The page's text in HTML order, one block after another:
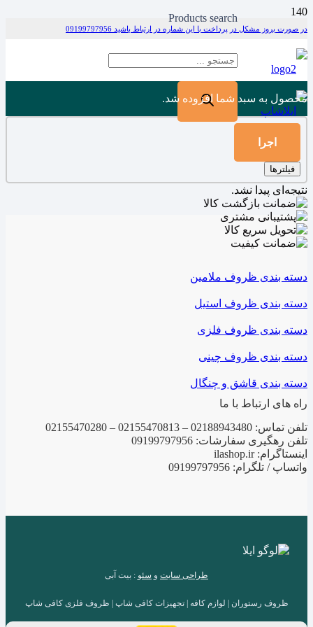
در صورت بروز مشکل در پرداخت با این شماره در ارتباط باشید 09199797956
Products search
محصول به سبد شما افزوده شد.
اجرا
فیلترها
نتیجه‌ای پیدا نشد.
دسته بندی ظروف ملامین
دسته بندی ظروف استیل
دسته بندی ظروف فلزی
دسته بندی ظروف چینی
دسته بندی قاشق و چنگال
راه های ارتباط با ما
تلفن تماس: 02188943480 – 02155470813 – 02155470280
تلفن رهگیری سفارشات: 09199797956
اینستاگرام: ilashop.ir
واتساپ / تلگرام: 09199797956
طراحی سایت و سئو : بیت آبی
ظروف رستوران | لوازم کافه | تجهیزات کافی شاپ | ظروف فلزی کافی شاپ